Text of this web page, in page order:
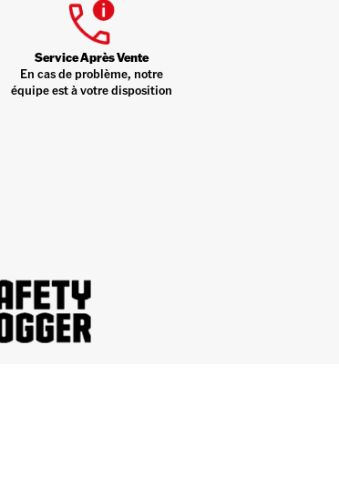
Service Après Vente
En cas de problème, notre
équipe est à votre disposition